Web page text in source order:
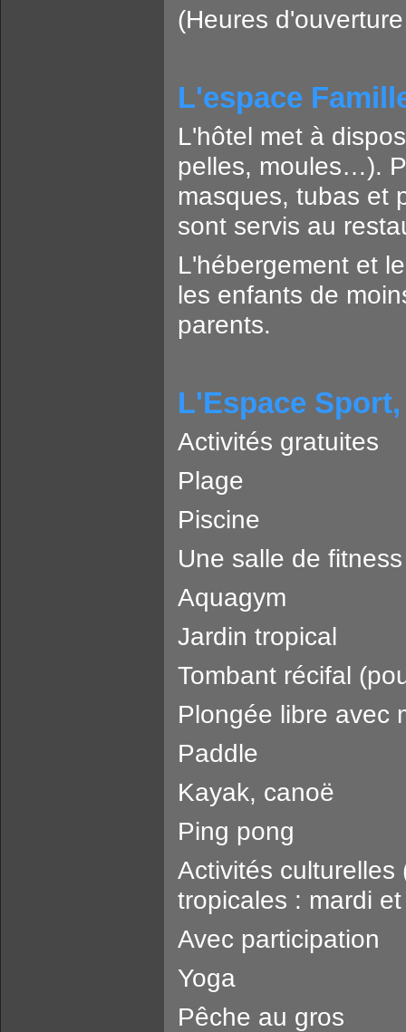
(Heures
L'espace
L'hôtel met à
pelles, moules…).
masques, tubas et
sont servis au
L'hébergement et
les enfants de
parents.
L'Espace
Activités gratuites
Plage
Piscine
Une salle de
Aquagym
Jardin tropical
Tombant récifal
Plongée libre avec
Paddle
Kayak, canoë
Ping pong
Activités
tropicales : mardi
Avec participation
Yoga
Pêche au gros